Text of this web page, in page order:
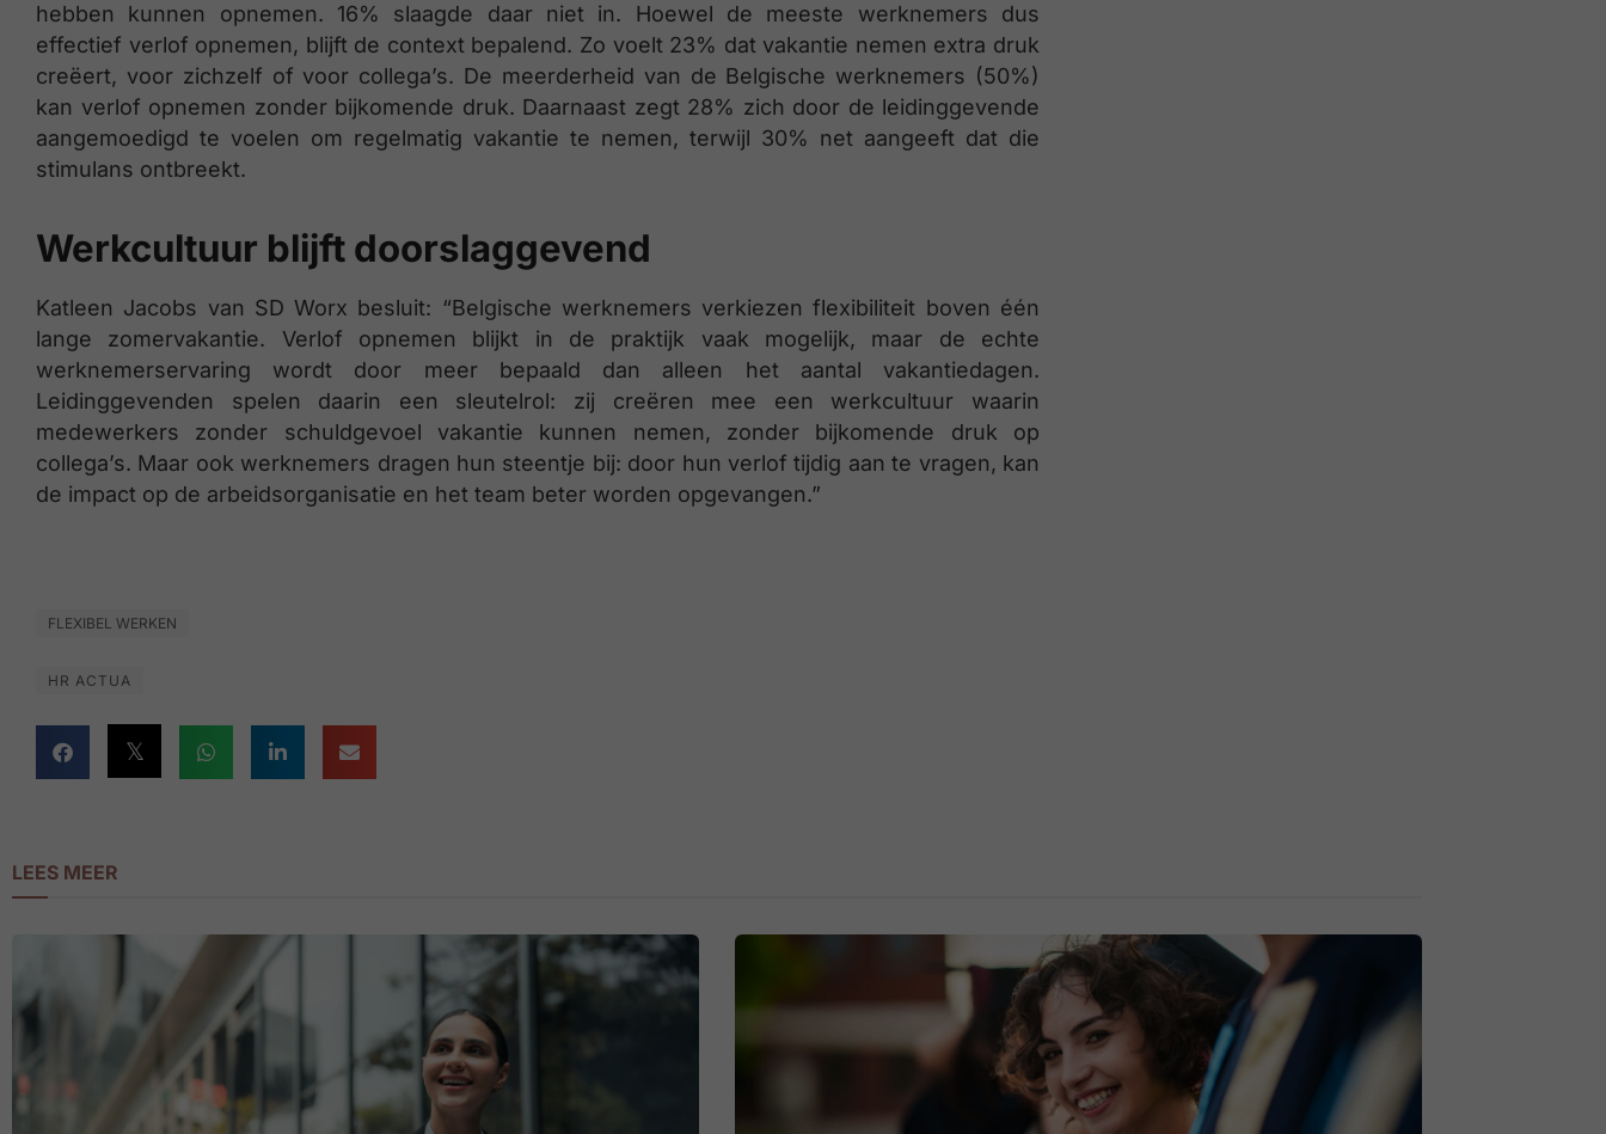
hebben kunnen opnemen. 16% slaagde daar niet in. Hoewel de meeste werknemers dus
effectief verlof opnemen, blijft de context bepalend. Zo voelt 23% dat vakantie nemen extra druk
creëert, voor zichzelf of voor collega’s. De meerderheid van de Belgische werknemers (50%)
kan verlof opnemen zonder bijkomende druk. Daarnaast zegt 28% zich door de leidinggevende
aangemoedigd te voelen om regelmatig vakantie te nemen, terwijl 30% net aangeeft dat die
stimulans ontbreekt.
Werkcultuur blijft doorslaggevend
Katleen Jacobs van SD Worx besluit: “Belgische werknemers verkiezen flexibiliteit boven één
lange zomervakantie. Verlof opnemen blijkt in de praktijk vaak mogelijk, maar de echte
werknemerservaring wordt door meer bepaald dan alleen het aantal vakantiedagen.
Leidinggevenden spelen daarin een sleutelrol: zij creëren mee een werkcultuur waarin
medewerkers zonder schuldgevoel vakantie kunnen nemen, zonder bijkomende druk op
collega’s. Maar ook werknemers dragen hun steentje bij: door hun verlof tijdig aan te vragen, kan
de impact op de arbeidsorganisatie en het team beter worden opgevangen.”
FLEXIBEL WERKEN
HR ACTUA
LEES MEER